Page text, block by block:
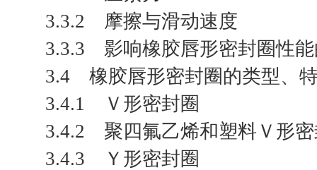
3.3.2 摩擦与滑动速度
3.3.3 影响橡胶唇形密封圈性
3.4 橡胶唇形密封圈的类型、
3.4.1 Ｖ形密封圈
3.4.2 聚四氟乙烯和塑料Ｖ形
3.4.3 Ｙ形密封圈